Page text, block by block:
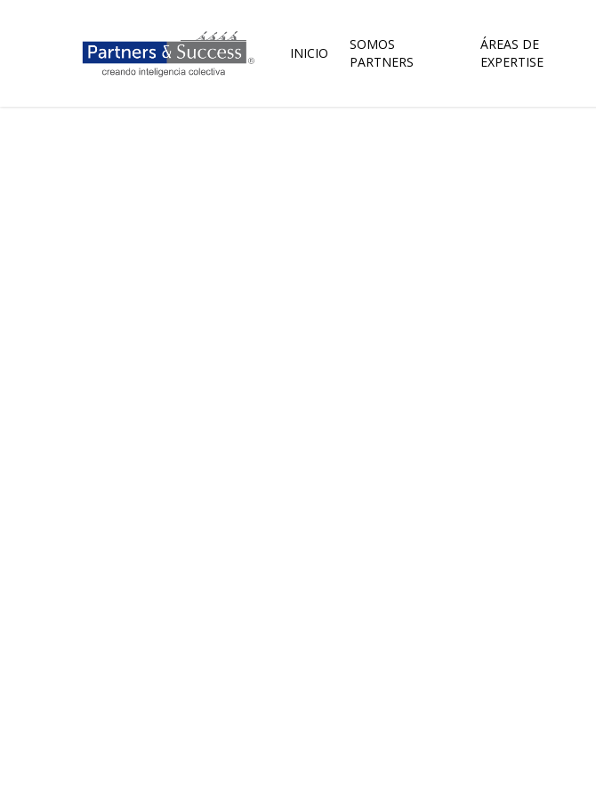
INICIO
SOMOS
PARTNERS
ÁREAS DE
EXPERTISE